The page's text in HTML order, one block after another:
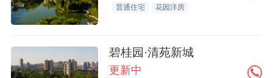
普通住宅 花园洋房
碧桂园·清苑新城
更新中